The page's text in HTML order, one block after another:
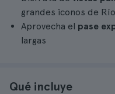
grandes iconos de Río
Aprovecha el pase
largas
Qué incluye